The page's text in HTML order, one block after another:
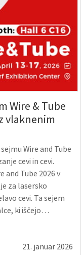
Wire & Tube
vlaknenim
Wire and Tube
cevi in ​​cevi.
and Tube 2026 v
za lasersko
cevi. Ta sejem
ki iščejo
rešitve za
21. januar 2026